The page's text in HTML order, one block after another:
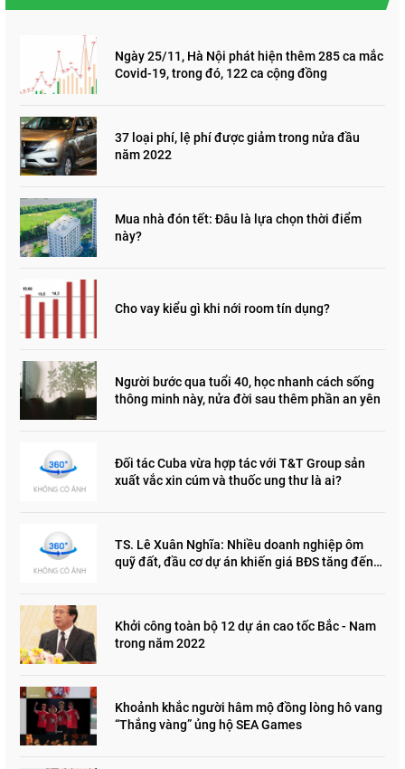
Ngày 25/11, Hà Nội phát hiện thêm 285 ca mắc
Covid-19, trong đó, 122 ca cộng đồng
37 loại phí, lệ phí được giảm trong nửa đầu
năm 2022
Mua nhà đón tết: Đâu là lựa chọn thời điểm
này?
Cho vay kiểu gì khi nới room tín dụng?
Người bước qua tuổi 40, học nhanh cách sống
thông minh này, nửa đời sau thêm phần an yên
Đối tác Cuba vừa hợp tác với T&T Group sản
xuất vắc xin cúm và thuốc ung thư là ai?
TS. Lê Xuân Nghĩa: Nhiều doanh nghiệp ôm
quỹ đất, đầu cơ dự án khiến giá BĐS tăng đến
Khởi công toàn bộ 12 dự án cao tốc Bắc - Nam
trong năm 2022
Khoảnh khắc người hâm mộ đồng lòng hô vang
“Thắng vàng” ủng hộ SEA Games